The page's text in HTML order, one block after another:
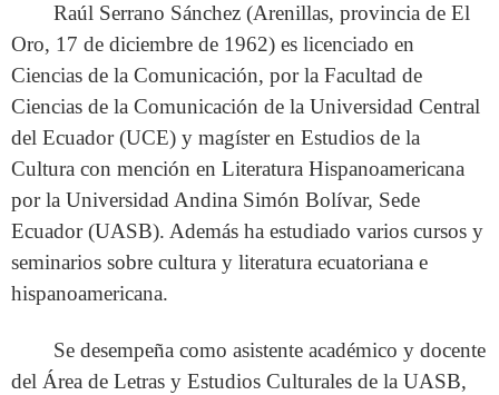
Raúl Serrano Sánchez (Arenillas, provincia de El
Oro, 17 de diciembre de 1962) es licenciado en
Ciencias de la Comunicación, por la Facultad de
Ciencias de la Comunicación de la Universidad Central
del Ecuador (UCE) y magíster en Estudios de la
Cultura con mención en Literatura Hispanoamericana
por la Universidad Andina Simón Bolívar, Sede
Ecuador (UASB). Además ha estudiado varios cursos y
seminarios sobre cultura y literatura ecuatoriana e
hispanoamericana.
Se desempeña como asistente académico y docente
del Área de Letras y Estudios Culturales de la UASB,